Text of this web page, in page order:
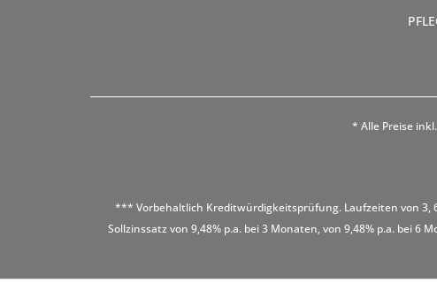
* Alle Preise
*** Vorbehaltlich Kreditwürdigkeitsprüfung. Laufzeiten von 3,
Sollzinssatz von 9,48% p.a. bei 3 Monaten, von 9,48% p.a. bei 6